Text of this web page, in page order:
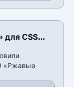
CSS
«Ржавые